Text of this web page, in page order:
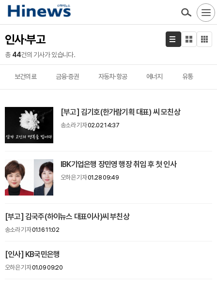
인사·부고
총 44건의 기사가 있습니다.
보건의료 금융·증권 자동차·항공 에너지 유통
[부고] 김기호(한가람기획 대표) 씨 모친상
송소라 기자02.02 14:37
IBK기업은행 장민영 행장 취임 후 첫 인사
오하은 기자01.28 09:49
[부고] 김국주(하이뉴스 대표이사)씨 부친상
송소라 기자01.16 11:02
[인사] KB국민은행
오하은 기자01.09 09:20